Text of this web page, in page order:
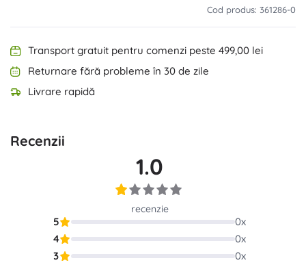
Cod produs: 361286-0
Transport gratuit pentru comenzi peste 499,00 lei
Returnare fără probleme în 30 de zile
Livrare rapidă
Recenzii
1.0
recenzie
5 0x
4
0x
3
0x